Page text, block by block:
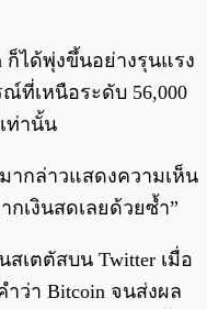
ก็ได้พุ่งขึ้นอย่างรุนแรง
ที่เหนือระดับ 56,000
ท่านั้น
ากล่าวแสดงความเห็น
กเงินสดเลยด้วยซ้ำ”
เตตัสบน Twitter เมื่อ
ว่า Bitcoin จนส่งผล